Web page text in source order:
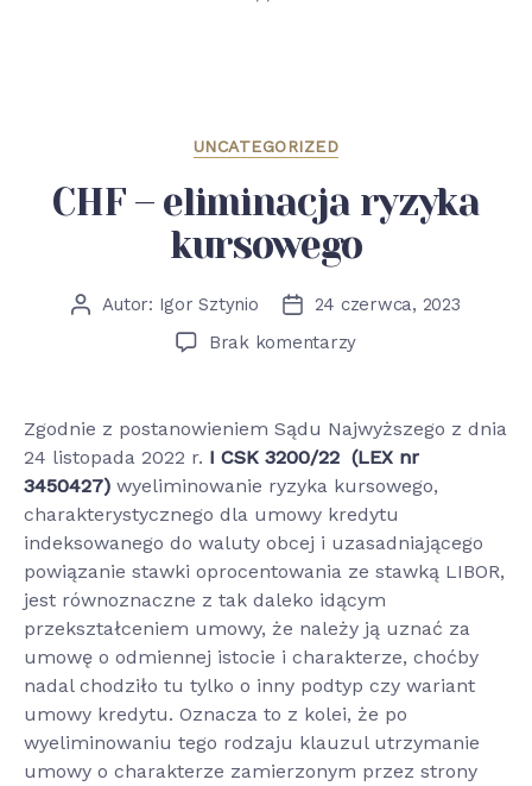
Kategorie
UNCATEGORIZED
CHF – eliminacja ryzyka
kursowego
AutorAutor: Igor Sztynio
Data
wpisu
24 czerwca, 2023
Brak komentarzydo
eliminacja
ryzyka
kursowego
Zgodnie z postanowieniem Sądu Najwyższego z dnia
24 listopada 2022 r. I CSK 3200/22 (LEX nr
3450427) wyeliminowanie ryzyka kursowego,
charakterystycznego dla umowy kredytu
indeksowanego do waluty obcej i uzasadniającego
powiązanie stawki oprocentowania ze stawką LIBOR,
jest równoznaczne z tak daleko idącym
przekształceniem umowy, że należy ją uznać za
umowę o odmiennej istocie i charakterze, choćby
nadal chodziło tu tylko o inny podtyp czy wariant
umowy kredytu. Oznacza to z kolei, że po
wyeliminowaniu tego rodzaju klauzul utrzymanie
umowy o charakterze zamierzonym przez strony